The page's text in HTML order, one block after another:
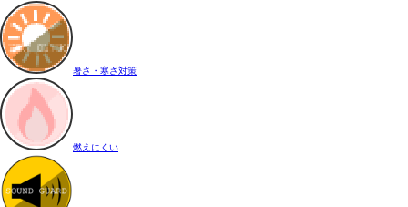
暑さ・寒さ対策
燃えにくい